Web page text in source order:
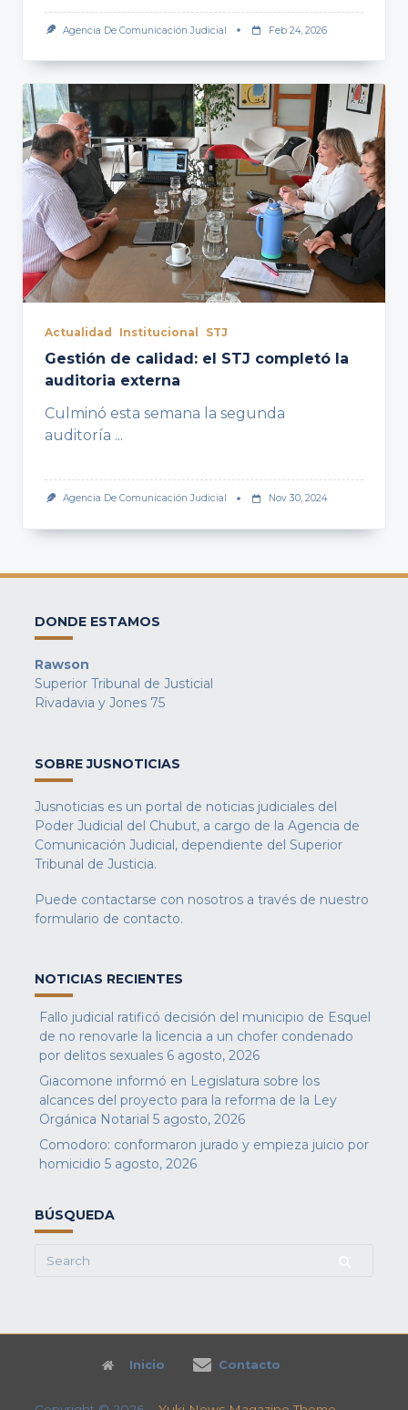
Agencia De Comunicación Judicial Feb 24, 2026
Actualidad Institucional STJ
Gestión de calidad: el STJ completó la
auditoria externa
Culminó esta semana la segunda
auditoría ...
Agencia De Comunicación Judicial Nov 30, 2024
DONDE ESTAMOS
Rawson
Superior Tribunal de Justicial
Rivadavia y Jones 75
SOBRE JUSNOTICIAS
Jusnoticias es un portal de noticias judiciales del
Poder Judicial del Chubut, a cargo de la Agencia de
Comunicación Judicial, dependiente del Superior
Tribunal de Justicia.
Puede contactarse con nosotros a través de nuestro
formulario de contacto.
NOTICIAS RECIENTES
Fallo judicial ratificó decisión del municipio de Esquel
de no renovarle la licencia a un chofer condenado
por delitos sexuales 6 agosto, 2026
Giacomone informó en Legislatura sobre los
alcances del proyecto para la reforma de la Ley
Orgánica Notarial 5 agosto, 2026
Comodoro: conformaron jurado y empieza juicio por
homicidio 5 agosto, 2026
BÚSQUEDA
Search
Inicio Contacto